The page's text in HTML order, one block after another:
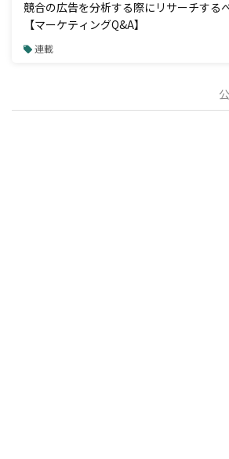
競合の広告を分析する際にリサーチする
【マーケティングQ&A】
連載